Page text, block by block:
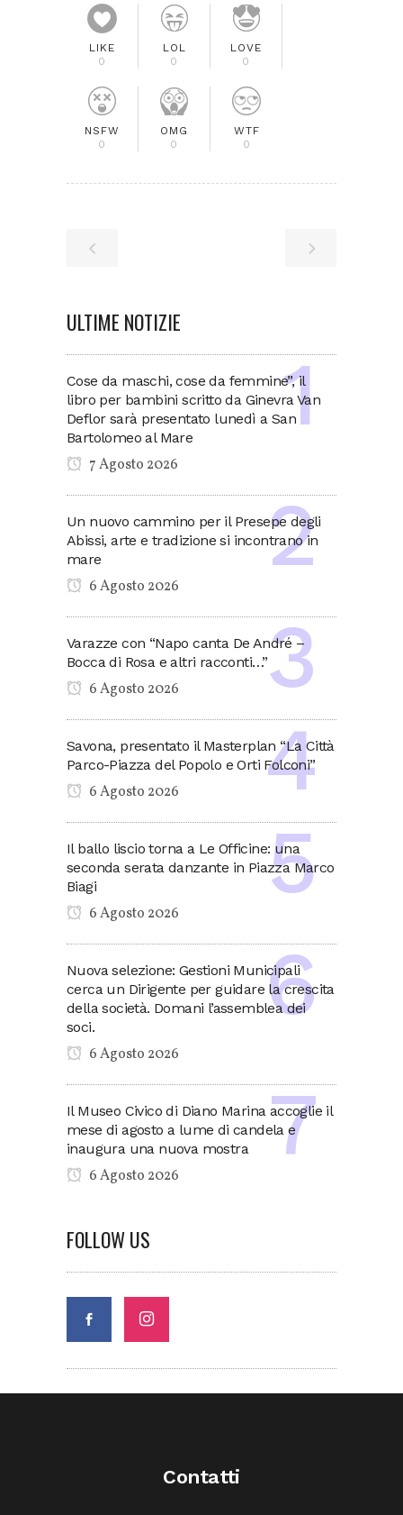
LIKE
0
LOL
0
LOVE
0
NSFW
0
OMG
0
WTF
0
ULTIME NOTIZIE
Cose da maschi, cose da femmine”, il
libro per bambini scritto da Ginevra Van
Deflor sarà presentato lunedì a San
Bartolomeo al Mare
7 Agosto 2026
Un nuovo cammino per il Presepe degli
Abissi, arte e tradizione si incontrano in
mare
6 Agosto 2026
Varazze con “Napo canta De André –
Bocca di Rosa e altri racconti…”
6 Agosto 2026
Savona, presentato il Masterplan “La Città
Parco-Piazza del Popolo e Orti Folconi”
6 Agosto 2026
Il ballo liscio torna a Le Officine: una
seconda serata danzante in Piazza Marco
Biagi
6 Agosto 2026
Nuova selezione: Gestioni Municipali
cerca un Dirigente per guidare la crescita
della società. Domani l’assemblea dei
soci.
6 Agosto 2026
Il Museo Civico di Diano Marina accoglie il
mese di agosto a lume di candela e
inaugura una nuova mostra
6 Agosto 2026
FOLLOW US
Contatti